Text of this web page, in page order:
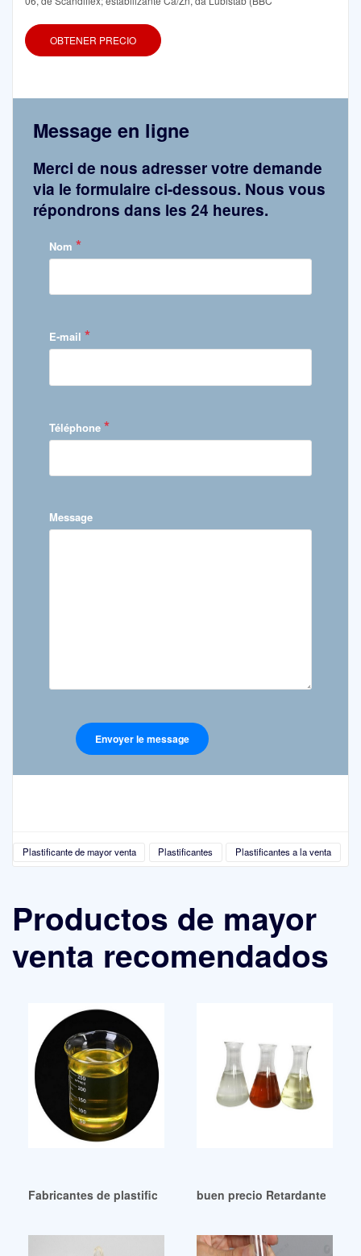
OBTENER PRECIO
Message en ligne
Merci de nous adresser votre demande
via le formulaire ci-dessous. Nous vous
répondrons dans les 24 heures.
Nom *
E-mail *
Téléphone *
Message
Plastificante de mayor venta Plastificantes Plastificantes a la venta
Productos de mayor
venta recomendados
Fabricantes de plastificantes a buen precio – Página 2
buen precio Retardante de